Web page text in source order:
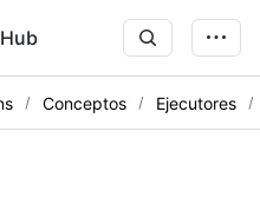
Conceptos Ejecutores